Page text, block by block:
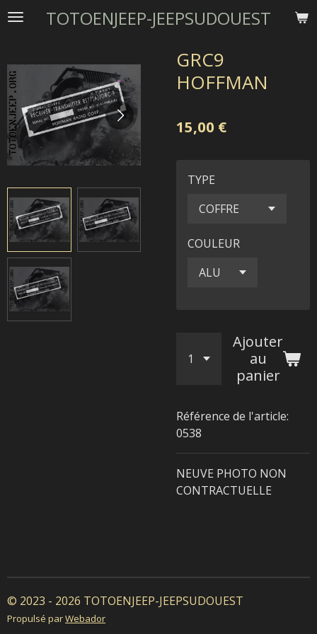
Passer
principal
TOTOENJEEP-JEEPSUDOUEST
GRC9
HOFFMAN
15,00 €
TYPE
COULEUR
Ajouter
au
panier
Référence de l'article:
0538
NEUVE PHOTO NON
CONTRACTUELLE
© 2023 - 2026 TOTOENJEEP-JEEPSUDOUEST
Propulsé parWebador